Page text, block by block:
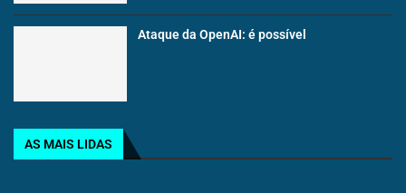
Ataque da OpenAI: é possível
AS MAIS LIDAS